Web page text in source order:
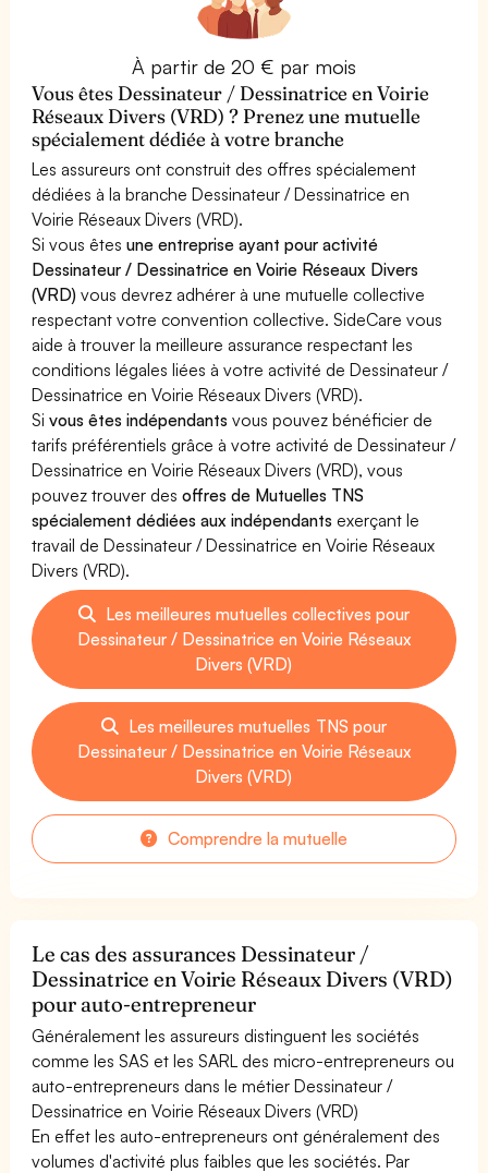
À partir de 20 € par mois
Vous êtes Dessinateur / Dessinatrice en Voirie
Réseaux Divers (VRD) ? Prenez une mutuelle
spécialement dédiée à votre branche
Les assureurs ont construit des offres spécialement
dédiées à la branche Dessinateur / Dessinatrice en
Voirie Réseaux Divers (VRD).
Si vous êtesune entreprise ayant pour activité
Dessinateur / Dessinatrice en Voirie Réseaux Divers
(VRD) vous devrez adhérer à une mutuelle collective
respectant votre convention collective. SideCare vous
aide à trouver la meilleure assurance respectant les
conditions légales liées à votre activité de Dessinateur /
Dessinatrice en Voirie Réseaux Divers (VRD).
Sivous êtes indépendants vous pouvez bénéficier de
tarifs préférentiels grâce à votre activité de Dessinateur /
Dessinatrice en Voirie Réseaux Divers (VRD), vous
pouvez trouver desoffres de Mutuelles TNS
spécialement dédiées aux indépendants exerçant le
travail de Dessinateur / Dessinatrice en Voirie Réseaux
Divers (VRD).
Les meilleures mutuelles collectives pour
Dessinateur / Dessinatrice en Voirie Réseaux
Divers (VRD)
Les meilleures mutuelles TNS pour
Dessinateur / Dessinatrice en Voirie Réseaux
Divers (VRD)
Comprendre la mutuelle
Le cas des assurances Dessinateur /
Dessinatrice en Voirie Réseaux Divers (VRD)
pour auto-entrepreneur
Généralement les assureurs distinguent les sociétés
comme les SAS et les SARL des micro-entrepreneurs ou
auto-entrepreneurs dans le métier Dessinateur /
Dessinatrice en Voirie Réseaux Divers (VRD)
En effet les auto-entrepreneurs ont généralement des
volumes d'activité plus faibles que les sociétés. Par